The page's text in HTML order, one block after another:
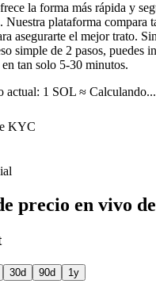
la forma más rápida y
plataforma compara
asegurarte el mejor trato.
simple de 2 pasos, puedes
tan solo 5-30 minutos.
actual: 1 SOL ≈
KYC
precio en vivo
30d 90d 1y